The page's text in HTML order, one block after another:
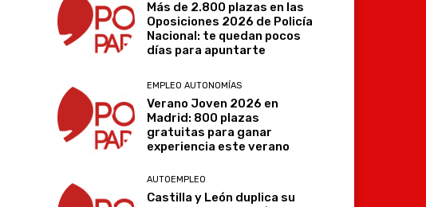
Más de 2.800 plazas en las
Oposiciones 2026 de Policía
Nacional: te quedan pocos
días para apuntarte
EMPLEO AUTONOMÍAS
Verano Joven 2026 en
Madrid: 800 plazas
gratuitas para ganar
experiencia este verano
AUTOEMPLEO
Castilla y León duplica su